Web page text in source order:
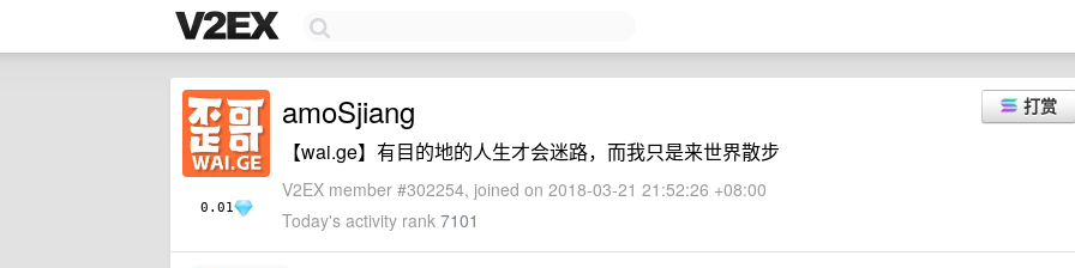
0.01
打赏
amoSjiang
【wai.ge】有目的地的人生才会迷路，而我只是来世界散步
V2EX member #302254, joined on 2018-03-21 21:52:26 +08:00
Today's activity rank 7101